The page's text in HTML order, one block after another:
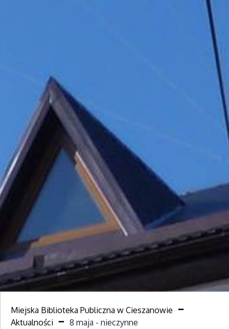
Miejska Biblioteka Publiczna w Cieszanowie
Aktualności
8 maja - nieczynne